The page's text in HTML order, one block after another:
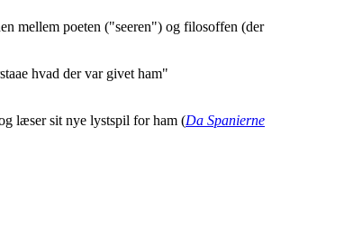
mellem poeten ("seeren") og filosoffen (der
hvad der var givet ham"
læser sit nye lystspil for ham (Da Spanierne